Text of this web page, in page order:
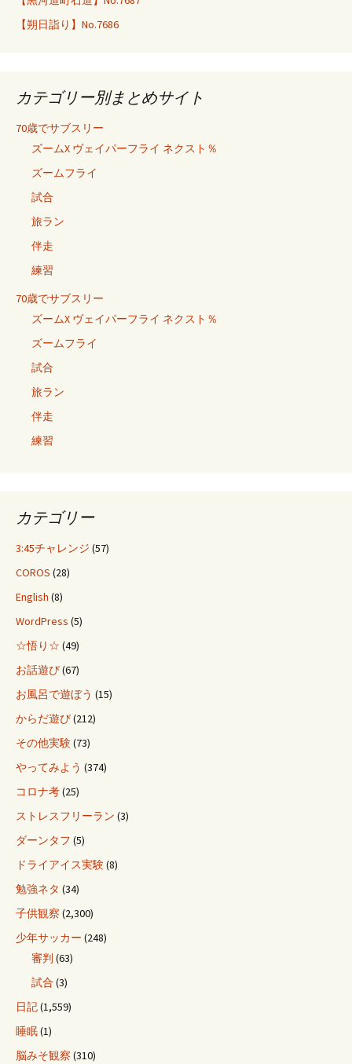
【朔日詣り】No.7686
カテゴリー別まとめサイト
70歳でサブスリー
ズームX ヴェイパーフライ ネクスト％
ズームフライ
試合
旅ラン
伴走
練習
70歳でサブスリー
ズームX ヴェイパーフライ ネクスト％
ズームフライ
試合
旅ラン
伴走
練習
カテゴリー
3:45チャレンジ (57)
COROS (28)
English (8)
WordPress (5)
☆悟り☆ (49)
お話遊び(67)
お風呂で遊ぼう (15)
からだ遊び(212)
その他実験(73)
やってみよう (374)
コロナ考(25)
ストレスフリーラン (3)
ダーンタフ (5)
ドライアイス実験(8)
勉強ネタ (34)
子供観察 (2,300)
少年サッカー (248)
審判 (63)
試合 (3)
日記(1,559)
睡眠(1)
脳みそ観察 (310)